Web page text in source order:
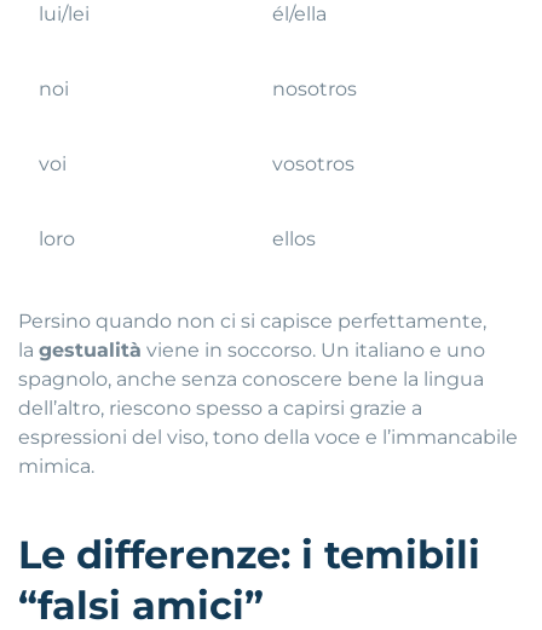
lui/lei él/ella
noi nosotros
voi vosotros
loro ellos
Persino quando non ci si capisce perfettamente,
la gestualità viene in soccorso. Un italiano e uno
spagnolo, anche senza conoscere bene la lingua
dell’altro, riescono spesso a capirsi grazie a
espressioni del viso, tono della voce e l’immancabile
mimica.
Le differenze: i temibili
“falsi amici”